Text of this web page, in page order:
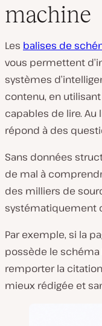
machine
Les balises de
vous permettent
systèmes
contenu, en
capables de lire. Au
répond à des
Sans données
de mal à
des milliers de
systématiquement
Par exemple, si la
possède le schéma
remporter la
mieux rédigée et